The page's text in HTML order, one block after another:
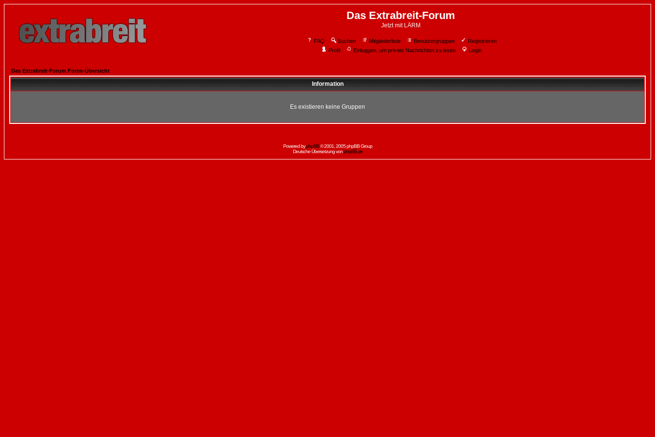
Das Extrabreit-Forum
Jetzt mit LÄRM
FAQ Suchen Mitgliederliste Benutzergruppen
Registrieren
Profil
Einloggen, um private Nachrichten zu lesen Login
Das Extrabreit-Forum Foren-Übersicht
Information
Es existieren keine Gruppen
Powered byphpBB© 2001, 2005 phpBB Group
Deutsche Übersetzung vonphpBB.de